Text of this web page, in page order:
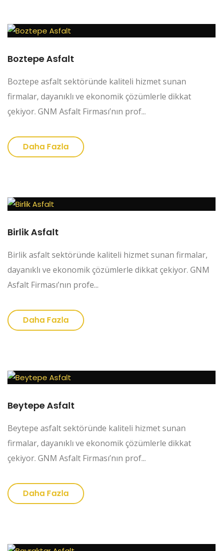
Boztepe Asfalt
Boztepe asfalt sektöründe kaliteli hizmet sunan
firmalar, dayanıklı ve ekonomik çözümlerle dikkat
çekiyor. GNM Asfalt Firması’nın prof...
Daha Fazla
Birlik Asfalt
Birlik asfalt sektöründe kaliteli hizmet sunan firmalar,
dayanıklı ve ekonomik çözümlerle dikkat çekiyor. GNM
Asfalt Firması’nın profe...
Daha Fazla
Beytepe Asfalt
Beytepe asfalt sektöründe kaliteli hizmet sunan
firmalar, dayanıklı ve ekonomik çözümlerle dikkat
çekiyor. GNM Asfalt Firması’nın prof...
Daha Fazla